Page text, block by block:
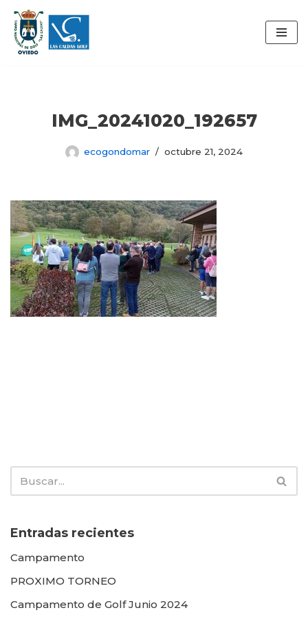
Saltar
al
IMG_20241020_192657
ecogondomar octubre 21, 2024
Entradas recientes
Campamento
PROXIMO TORNEO
Campamento de Golf Junio 2024